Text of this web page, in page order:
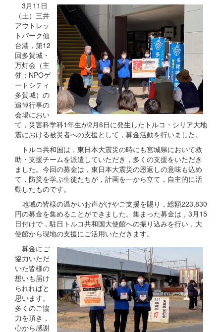
3月11日
（土）三井
アウトレッ
トパーク仙
台港，第12
回多賀城・
万灯会（主
催：NPOゲ
ートシティ
多賀城）の
追悼行事の
会場におい
て，災害科学科1年生が2月6日に発生したトルコ・シリア大地
震における被災者への支援として，募金活動を行いました。
トルコ共和国は，東日本大震災の時にも宮城県において救
助・支援チームを派遣していただき，多くの支援をいただき
ました。今回の募金は，東日本大震災の恩返しの意味も込め
て，防災を学ぶ生徒たちが，計画を一から立て，自主的に活
動したものです。
地域の皆様の温かいお声がけやご支援を賜り，総額223,830
円の募金を集めることができました。集まった募金は，3月15
日付けで，駐日トルコ共和国大使館への振り込みを行い，大
使館から現地の支援にご活用いただきます。
募金にご
協力いただ
いた皆様の
想いも届け
られればと
思います。
多くのご協
力を頂き，
心から感謝